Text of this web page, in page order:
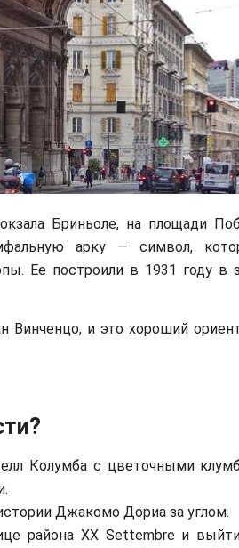
Бриньоле, на площади
арку — символ,
Ее построили в 1931 году в
Винченцо, и это хороший
Колумба с цветочными
Джакомо Дориа за углом.
района XX Settembre и